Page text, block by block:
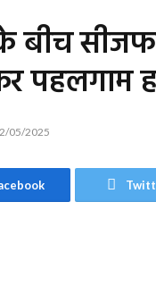
बीच
पहलगाम
05/2025